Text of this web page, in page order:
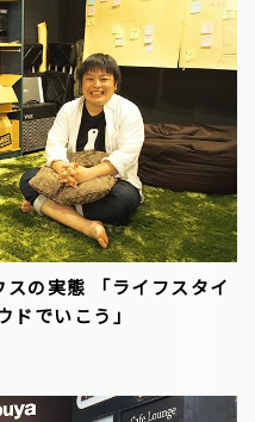
の実態 「ライフスタイ
ドでいこう」